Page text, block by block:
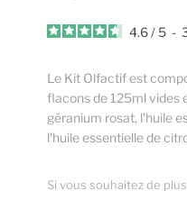
4.6/ 5 -
Le Kit Olfactif est
flacons de 125ml vides
géranium rosat, l'huile
l'huile essentielle de
Si vous souhaitez de